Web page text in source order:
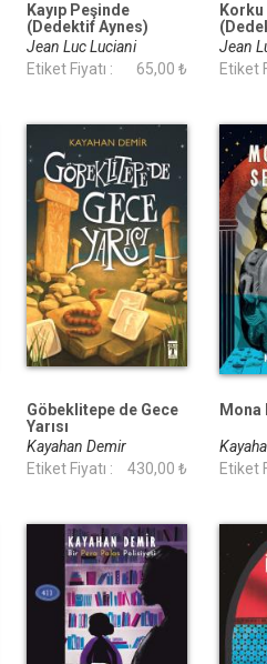
Kayıp Peşinde
(Dedektif Aynes)
Jean Luc Luciani
Etiket Fiyatı :
65,00 ₺
Jean
Etiket
Göbeklitepe de Gece
Yarısı
Kayahan Demir
Etiket Fiyatı :
430,00 ₺
Mona
Etiket